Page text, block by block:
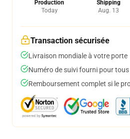
Production
Today
Shipping
Aug. 13
Transaction sécurisée
Livraison mondiale à votre porte
Numéro de suivi fourni pour tous
Remboursement complet si le